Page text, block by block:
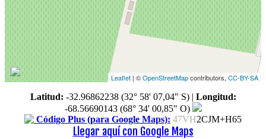
Leaflet | ©OpenStreetMapcontributors, CC-BY-SA
Latitud: -32.96862238 (32° 58' 07,04" S)| Longitud:
-68.56690143 (68° 34' 00,85" O)
Código Plus (para Google Maps): 47VH2CJM+H65
Llegar aquí con Google Maps